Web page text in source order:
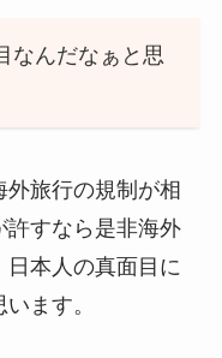
なんだなぁと思
旅行の規制が相
許すなら是非海外
本人の真面目に
ます。